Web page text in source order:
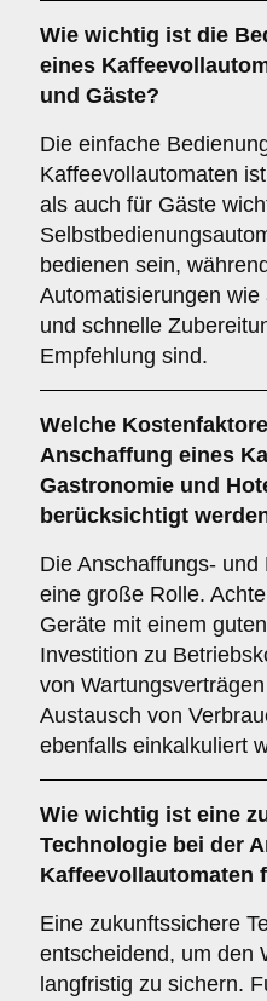
Wie wichtig ist die
eines
und Gäste?
Die einfache
Kaffeevollautomaten
als auch für Gäste
bedienen sein,
Automatisierungen
und schnelle
Empfehlung sind.
Welche
Anschaffung eines
Gastronomie und
berücksichtigt
Die Anschaffungs-
eine große Rolle.
Geräte mit einem
Investition zu
von
Austausch von
ebenfalls einkalkuliert
Wie wichtig ist eine
Technologie bei der
Kaffeevollautomaten
Eine zukunftssichere
entscheidend, um den
langfristig zu sichern.